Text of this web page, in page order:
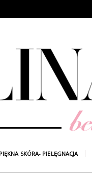
PIĘKNA SKÓRA- PIELĘGNACJA